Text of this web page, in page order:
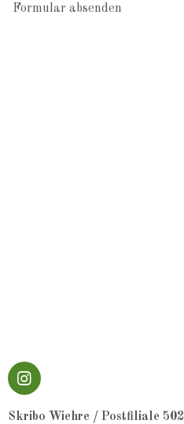
Formular absenden
I
n
s
Skribo Wiehre / Postfiliale 502